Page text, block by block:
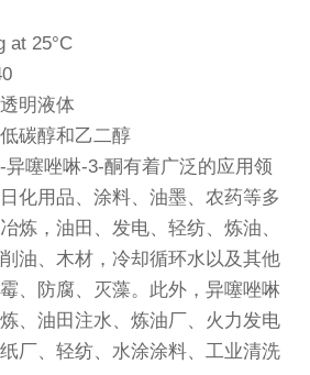
at 25°C
明液体
碳醇和乙二醇
噻唑啉-3-酮有着广泛的应用领
化用品、涂料、油墨、农药等多
炼，油田、发电、轻纺、炼油、
油、木材，冷却循环水以及其他
、防腐、灭藻。此外，异噻唑啉
、油田注水、炼油厂、火力发电
厂、轻纺、水涂涂料、工业清洗